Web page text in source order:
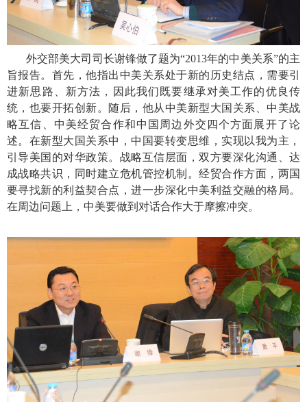
外交部美大司司长谢锋做了题为“2013年的中美关系”的主
旨报告。首先，他指出中美关系处于新的历史结点，需要引
进新思路、新方法，因此我们既要继承对美工作的优良传
统，也要开拓创新。随后，他从中美新型大国关系、中美战
略互信、中美经贸合作和中国周边外交四个方面展开了论
述。在新型大国关系中，中国要转变思维，实现以我为主，
引导美国的对华政策。战略互信层面，双方要深化沟通、达
成战略共识，同时建立危机管控机制。经贸合作方面，两国
要寻找新的利益契合点，进一步深化中美利益交融的格局。
在周边问题上，中美要做到对话合作大于摩擦冲突。